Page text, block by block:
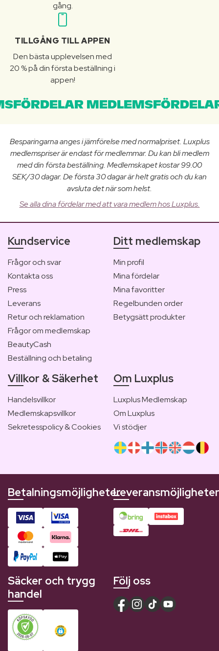
gång.
TILLGÅNG TILL APPEN
Den bästa upplevelsen med
20 % på din första beställning i
appen!
Besparingarna anges i jämförelse med normalpriset. Luxplus
medlemspriser är endast för medlemmar. Du kan bli medlem
med din första beställning. Medlemskapet kostar 99.00
SEK/30 dagar. De första 30 dagar är helt gratis och du kan
avsluta det när som helst.
Se alla dina fördelar med att vara medlem hos Luxplus.
Kundservice
Frågor och svar
Kontakta oss
Press
Leverans
Retur och reklamation
Frågor om medlemskap
BeautyCash
Beställning och betaling
Ditt medlemskap
Min profil
Mina fördelar
Mina favoritter
Regelbunden order
Betygsätt produkter
Villkor & Säkerhet
Handelsvillkor
Medlemskapsvillkor
Sekretesspolicy & Cookies
Om Luxplus
Luxplus Medlemskap
Om Luxplus
Vi stödjer
BetalningsmöjligheterLeveransmöjligheter
Säcker och trygg
handel
Följ oss